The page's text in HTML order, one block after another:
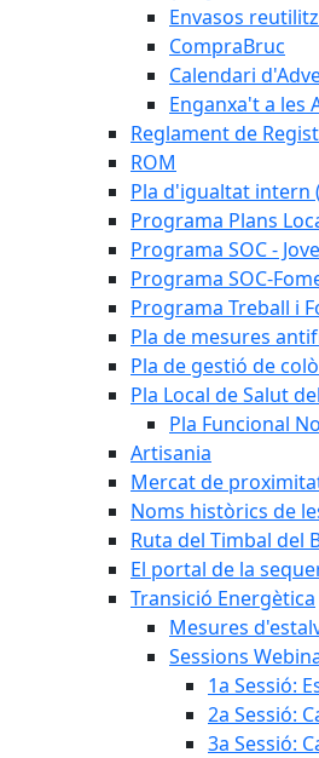
Envasos
CompraBruc
Calendari
Enganxa't a les
Reglament de
ROM
Pla d'igualtat intern
Programa Plans
Programa SOC -
Programa SOC-
Programa Treball i
Pla de mesures
Pla de gestió de
Pla Local de Salut
Pla Funcional
Artisania
Mercat de
Noms històrics de
Ruta del Timbal del
El portal de la
Transició Energètica
Mesures
Sessions
1a Sessió:
2a Sessió:
3a Sessió: